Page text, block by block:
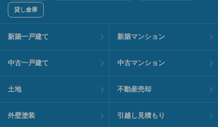
貸し倉庫
新築一戸建て 新築マンション
中古一戸建て 中古マンション
土地 不動産売却
外壁塗装 引越し見積もり